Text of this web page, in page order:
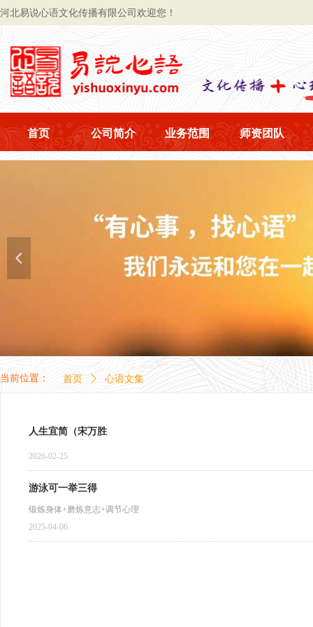
河北易说心语文化传播有限公司欢迎您！
首页 公司简介 业务范围 师资团队
넳
人生宜简（宋万胜
2026-02-25
游泳可一举三得
锻炼身体+磨炼意志+调节心理
2025-04-06
首页 ꄲ 心语文集
当前位置：